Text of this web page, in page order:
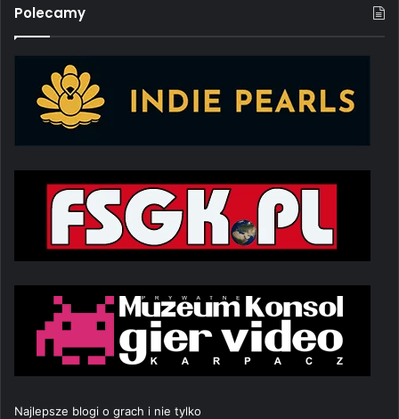
Polecamy
Najlepsze blogi o grach i nie tylko